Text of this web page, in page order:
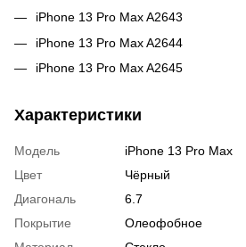
iPhone 13 Pro Max A2643
iPhone 13 Pro Max A2644
iPhone 13 Pro Max A2645
Характеристики
Модель
iPhone 13 Pro Max
Цвет
Чёрный
Диагональ
6.7
Покрытие
Олеофобное